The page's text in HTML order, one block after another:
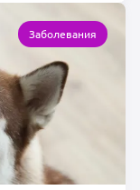
Заболевания